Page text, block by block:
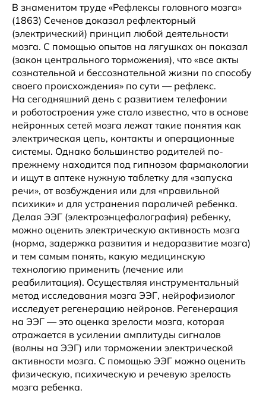
В знаменитом труде «Рефлексы головного мозга»
(1863) Сеченов доказал рефлекторный
(электрический) принцип любой деятельности
мозга. С помощью опытов на лягушках он показал
(закон центрального торможения), что «все акты
сознательной и бессознательной жизни по способу
своего происхождения» по сути — рефлекс.
На сегодняшний день с развитием телефонии
и роботостроения уже стало известно, что в основе
нейронных сетей мозга лежат такие понятия как
электрическая цепь, контакты и операционные
системы. Однако большинство родителей по-
прежнему находится под гипнозом фармакологии
и ищут в аптеке нужную таблетку для «запуска
речи», от возбуждения или для «правильной
психики» и для устранения параличей ребенка.
Делая ЭЭГ (электроэнцефалография) ребенку,
можно оценить электрическую активность мозга
(норма, задержка развития и недоразвитие мозга)
и тем самым понять, какую медицинскую
технологию применить (лечение или
реабилитация). Осуществляя инструментальный
метод исследования мозга ЭЭГ, нейрофизиолог
исследует регенерацию нейронов. Регенерация
на ЭЭГ — это оценка зрелости мозга, которая
отражается в усилении амплитуды сигналов
(волны на ЭЭГ) или торможении электрической
активности мозга. С помощью ЭЭГ можно оценить
физическую, психическую и речевую зрелость
мозга ребенка.